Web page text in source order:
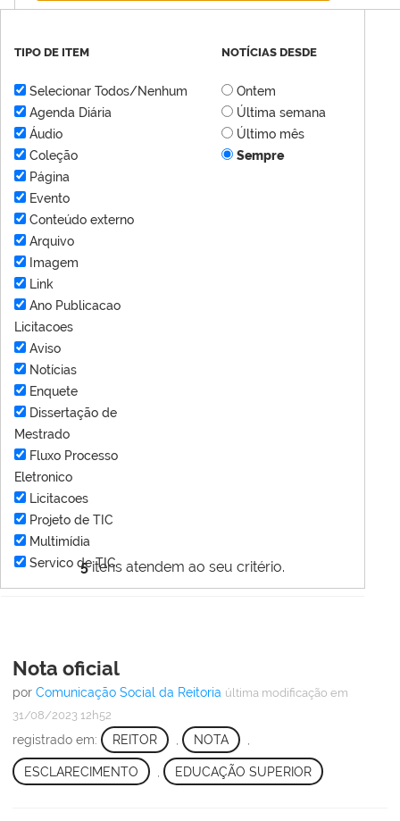
5itens atendem ao seu critério.
TIPO DE ITEM
Selecionar Todos/Nenhum
Agenda Diária
Áudio
Coleção
Página
Evento
Conteúdo externo
Arquivo
Imagem
Link
Ano Publicacao
Licitacoes
Aviso
Notícias
Enquete
Dissertação de
Mestrado
Fluxo Processo
Eletronico
Licitacoes
Projeto de TIC
Multimídia
Servico de TIC
NOTÍCIAS DESDE
Ontem
Última semana
Último mês
Sempre
Nota oficial
por Comunicação Social da Reitoria última modificação em
31/08/2023 12h52
registrado em: REITOR NOTA
ESCLARECIMENTO EDUCAÇÃO SUPERIOR